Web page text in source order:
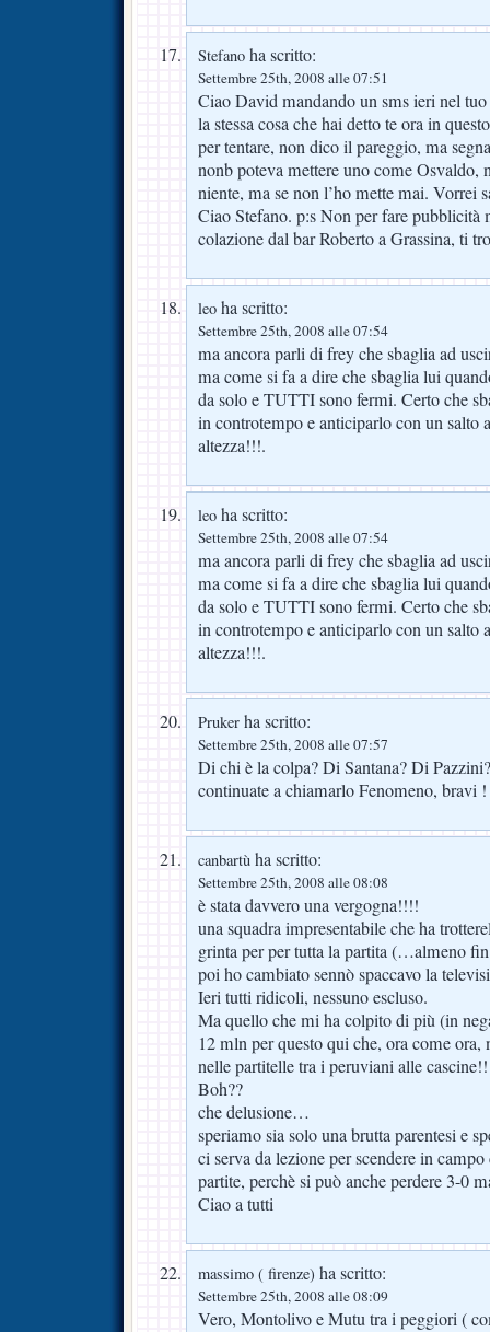
Stefano ha scritto:
Settembre 25th, 2008 alle 07:51
Ciao David mandando un sms ieri nel
la stessa cosa che hai detto te ora in
per tentare, non dico il pareggio, ma
nonb poteva mettere uno come Osvaldo,
niente, ma se non l’ho mette mai. Vorrei
Ciao Stefano. p:s Non per fare pubblicità
colazione dal bar Roberto a Grassina, ti
leo ha scritto:
Settembre 25th, 2008 alle 07:54
ma ancora parli di frey che sbaglia ad
ma come si fa a dire che sbaglia lui
da solo e TUTTI sono fermi. Certo che
in controtempo e anticiparlo con un salto
altezza!!!.
leo ha scritto:
Settembre 25th, 2008 alle 07:54
ma ancora parli di frey che sbaglia ad
ma come si fa a dire che sbaglia lui
da solo e TUTTI sono fermi. Certo che
in controtempo e anticiparlo con un salto
altezza!!!.
Pruker ha scritto:
Settembre 25th, 2008 alle 07:57
Di chi è la colpa? Di Santana? Di
continuate a chiamarlo Fenomeno, bravi !
canbartù ha scritto:
Settembre 25th, 2008 alle 08:08
è stata davvero una vergogna!!!!
una squadra impresentabile che ha
grinta per per tutta la partita (…almeno
poi ho cambiato sennò spaccavo la
Ieri tutti ridicoli, nessuno escluso.
Ma quello che mi ha colpito di più (in
12 mln per questo qui che, ora come
nelle partitelle tra i peruviani alle
Boh??
che delusione…
speriamo sia solo una brutta parentesi e
ci serva da lezione per scendere in
partite, perchè si può anche perdere 3-0
Ciao a tutti
massimo ( firenze) ha scritto:
Settembre 25th, 2008 alle 08:09
Vero, Montolivo e Mutu tra i peggiori (